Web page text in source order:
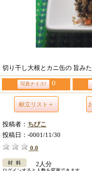
切り干し大根とカニ缶の 旨み
写真ナイス! 0
献立リスト＋
投稿者： ちびこ
投稿日： -0001/11/30
0.0
2人分